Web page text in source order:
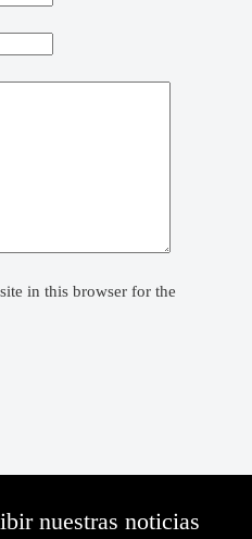
in this browser for the
nuestras noticias